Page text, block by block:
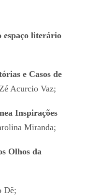
espaço literário
e Casos de
Acurcio Vaz;
Inspirações
Miranda;
Olhos da
Dê;